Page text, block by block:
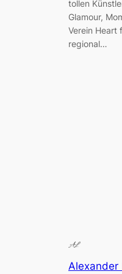
tollen
Glamour,
Verein Heart
regional…
Alexander